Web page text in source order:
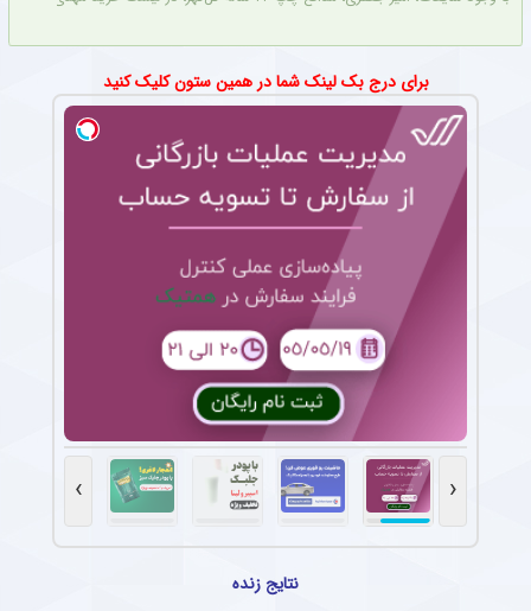
برای درج بک لینک شما در همین ستون کلیک کنید
‹
›
نتایج زنده